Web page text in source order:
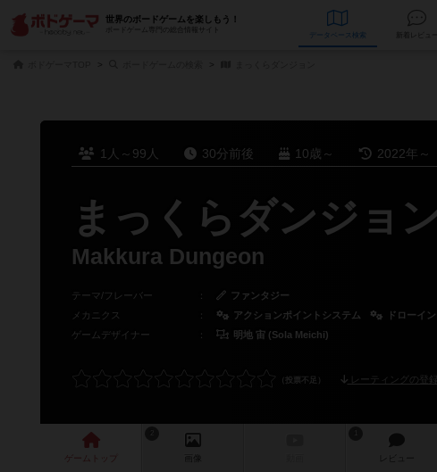
世界のボードゲームを楽しもう！
ボードゲーム専門の総合情報サイト
データベース
1人～99人 30分前後 10歳～ 2022年～
まっくらダンジョ
Makkura Dungeon
テーマ/フレーバー ：
ファンタジー
メカニクス
： アクションポイントシステム
ドローイ
ゲームデザイナー
： 明地 宙 (Sola Meichi)
レーティングの登
ゲーム 画像 レビュー